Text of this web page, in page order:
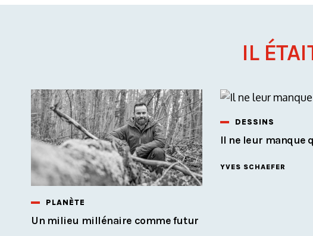
IL
PLANÈTE
Un milieu millénaire comme futur
DESSINS
Il ne leur manque
YVES SCHAEFER